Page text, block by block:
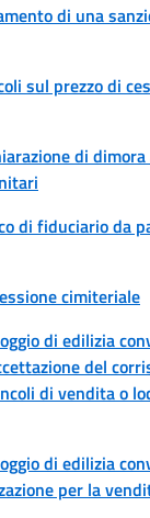
di una
sul prezzo di
di
di fiduciario da
cimiteriale
di edilizia
del
di vendita o
di edilizia
per la